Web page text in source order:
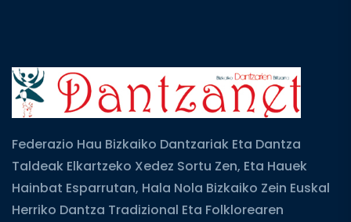
Federazio Hau Bizkaiko Dantzariak Eta Dantza
Taldeak Elkartzeko Xedez Sortu Zen, Eta Hauek
Hainbat Esparrutan, Hala Nola Bizkaiko Zein Euskal
Herriko Dantza Tradizional Eta Folklorearen